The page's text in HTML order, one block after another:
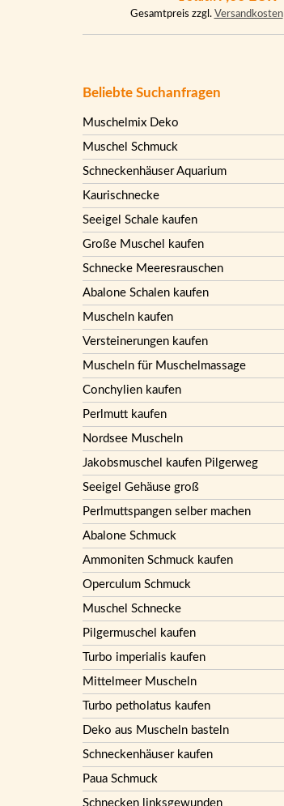
Gesamtpreis zzgl. Versandkosten
Beliebte Suchanfragen
Muschelmix Deko
Muschel Schmuck
Schneckenhäuser Aquarium
Kaurischnecke
Seeigel Schale kaufen
Große Muschel kaufen
Schnecke Meeresrauschen
Abalone Schalen kaufen
Muscheln kaufen
Versteinerungen kaufen
Muscheln für Muschelmassage
Conchylien kaufen
Perlmutt kaufen
Nordsee Muscheln
Jakobsmuschel kaufen Pilgerweg
Seeigel Gehäuse groß
Perlmuttspangen selber machen
Abalone Schmuck
Ammoniten Schmuck kaufen
Operculum Schmuck
Muschel Schnecke
Pilgermuschel kaufen
Turbo imperialis kaufen
Mittelmeer Muscheln
Turbo petholatus kaufen
Deko aus Muscheln basteln
Schneckenhäuser kaufen
Paua Schmuck
Schnecken linksgewunden